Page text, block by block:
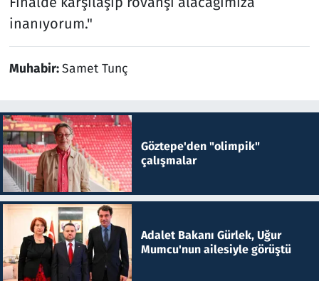
inanıyorum."
Muhabir:Samet Tunç
Göztepe'den "olimpik"
çalışmalar
Adalet Bakanı Gürlek, Uğur
Mumcu'nun ailesiyle görüştü